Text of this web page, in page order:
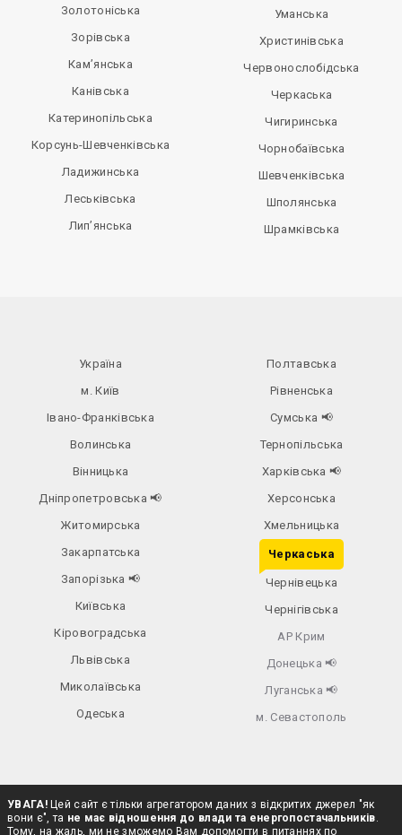
Золотоніська
Зорівська
Кам’янська
Канівська
Катеринопільська
Корсунь-Шевченківська
Ладижинська
Леськівська
Лип’янська
Уманська
Христинівська
Червонослобідська
Черкаська
Чигиринська
Чорнобаївська
Шевченківська
Шполянська
Шрамківська
Україна
м. Київ
Івано-Франківська
Волинська
Вінницька
Дніпропетровська📢
Житомирська
Закарпатська
Запорізька 📢
Київська
Кіровоградська
Львівська
Миколаївська
Одеська
Полтавська
Рівненська
Сумська 📢
Тернопільська
Харківська 📢
Херсонська
Хмельницька
Черкаська
Чернівецька
Чернігівська
АР Крим
Донецька 📢
Луганська 📢
м. Севастополь
УВАГА!Цей сайт є тільки агрегатором даних з відкритих джерел "як
вони є", та не має відношення до влади та енергопостачальників.
Тому, на жаль, ми не зможемо Вам допомогти в питаннях по